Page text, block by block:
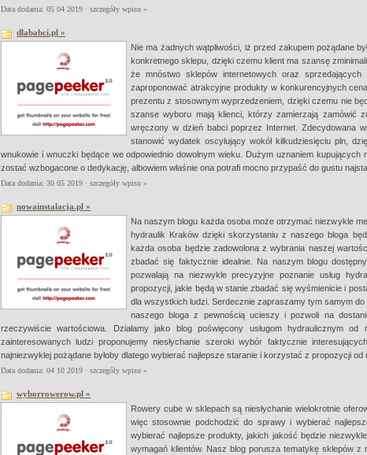
Data dodania: 05 04 2019 · szczegóły wpisu »
dlababci.pl »
Nie ma żadnych wątpliwości, iż przed zakupem pożądane
konkretnego sklepu, dzięki czemu klient ma szansę
że mnóstwo sklepów internetowych oraz
zaproponować atrakcyjne produkty w konkurencyjnych
prezentu z stosownym wyprzedzeniem, dzięki czemu nie
szanse wyboru mają klienci, którzy zamierzają zamówić
wręczony w dzień babci poprzez Internet. Zdecydowana
stanowić wydatek oscylujący wokół kilkudziesięciu pln,
wnukowie i wnuczki będące we odpowiednio dowolnym wieku. Dużym uznaniem kupujących
zostać wzbogacone o dedykację, albowiem właśnie ona potrafi mocno przypaść do gustu
Data dodania: 30 05 2019 · szczegóły wpisu »
nowainstalacja.pl »
Na naszym blogu każda osoba może otrzymać niezwykle
hydraulik Kraków dzięki skorzystaniu z naszego bloga
każda osoba będzie zadowolona z wybrania naszej
zbadać się faktycznie idealnie. Na naszym blogu
pozwalają na niezwykle precyzyjne poznanie usług
propozycji, jakie będą w stanie zbadać się wyśmienicie i
dla wszystkich ludzi. Serdecznie zapraszamy tym samym
naszego bloga z pewnością ucieszy i pozwoli na
rzeczywiście wartościowa. Działamy jako blog poświęcony usługom hydraulicznym od
zainteresowanych ludzi proponujemy niesłychanie szeroki wybór faktycznie
najniezwyklej pożądane byłoby dlatego wybierać najlepsze staranie i korzystać z propozycji
Data dodania: 04 10 2019 · szczegóły wpisu »
wyborrowerow.pl »
Rowery cube w sklepach są niesłychanie wielokrotnie
więc stosownie podchodzić do sprawy i wybierać
wybierać najlepsze produkty, jakich jakość będzie
wymagań klientów. Nasz blog porusza tematykę sklepów z